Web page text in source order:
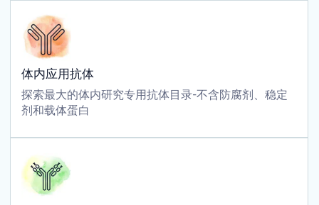
体内应用抗体
探索最大的体内研究专用抗体目录-不含防腐剂、稳定
剂和载体蛋白